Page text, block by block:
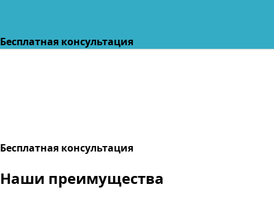
Бесплатная консультация
Бесплатная консультация
Наши преимущества